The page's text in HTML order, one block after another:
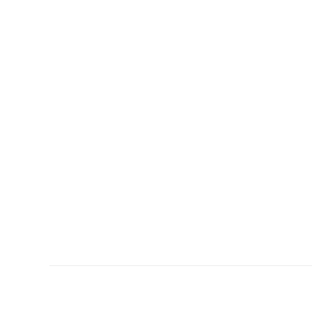
và hoạt động êm ái. Chúng có thể kết nối